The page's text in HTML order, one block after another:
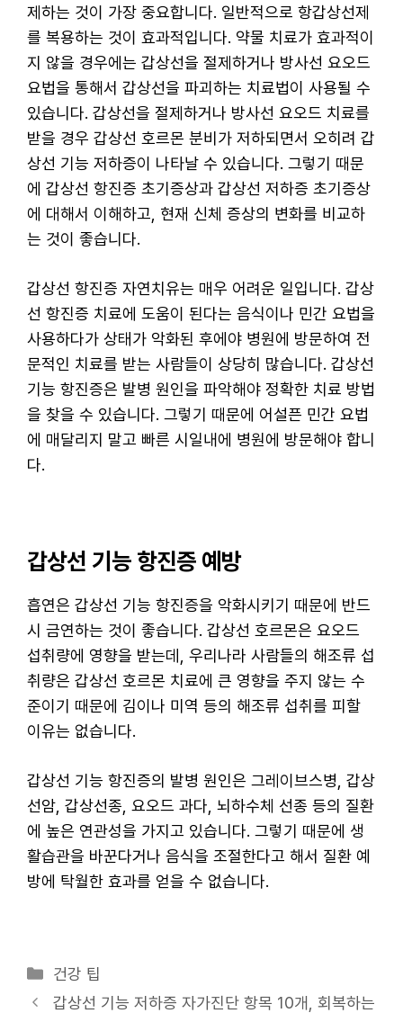
제하는 것이 가장 중요합니다. 일반적으로 항갑상선제
를 복용하는 것이 효과적입니다. 약물 치료가 효과적이
지 않을 경우에는 갑상선을 절제하거나 방사선 요오드
요법을 통해서 갑상선을 파괴하는 치료법이 사용될 수
있습니다. 갑상선을 절제하거나 방사선 요오드 치료를
받을 경우 갑상선 호르몬 분비가 저하되면서 오히려 갑
상선 기능 저하증이 나타날 수 있습니다. 그렇기 때문
에 갑상선 항진증 초기증상과 갑상선 저하증 초기증상
에 대해서 이해하고, 현재 신체 증상의 변화를 비교하
는 것이 좋습니다.
갑상선 항진증 자연치유는 매우 어려운 일입니다. 갑상
선 항진증 치료에 도움이 된다는 음식이나 민간 요법을
사용하다가 상태가 악화된 후에야 병원에 방문하여 전
문적인 치료를 받는 사람들이 상당히 많습니다. 갑상선
기능 항진증은 발병 원인을 파악해야 정확한 치료 방법
을 찾을 수 있습니다. 그렇기 때문에 어설픈 민간 요법
에 매달리지 말고 빠른 시일내에 병원에 방문해야 합니
다.
갑상선 기능 항진증 예방
흡연은 갑상선 기능 항진증을 악화시키기 때문에 반드
시 금연하는 것이 좋습니다. 갑상선 호르몬은 요오드
섭취량에 영향을 받는데, 우리나라 사람들의 해조류 섭
취량은 갑상선 호르몬 치료에 큰 영향을 주지 않는 수
준이기 때문에 김이나 미역 등의 해조류 섭취를 피할
이유는 없습니다.
갑상선 기능 항진증의 발병 원인은 그레이브스병, 갑상
선암, 갑상선종, 요오드 과다, 뇌하수체 선종 등의 질환
에 높은 연관성을 가지고 있습니다. 그렇기 때문에 생
활습관을 바꾼다거나 음식을 조절한다고 해서 질환 예
방에 탁월한 효과를 얻을 수 없습니다.
카
테
건강 팁
갑상선 기능 저하증 자가진단 항목 10개, 회복하는